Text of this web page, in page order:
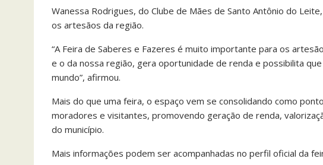
Wanessa Rodrigues, do Clube de Mães de Santo Antônio do
os artesãos da região.
“A Feira de Saberes e Fazeres é muito importante para os
e o da nossa região, gera oportunidade de renda e possibilita
mundo”, afirmou.
Mais do que uma feira, o espaço vem se consolidando como
moradores e visitantes, promovendo geração de renda,
do município.
Mais informações podem ser acompanhadas no perfil oficial da